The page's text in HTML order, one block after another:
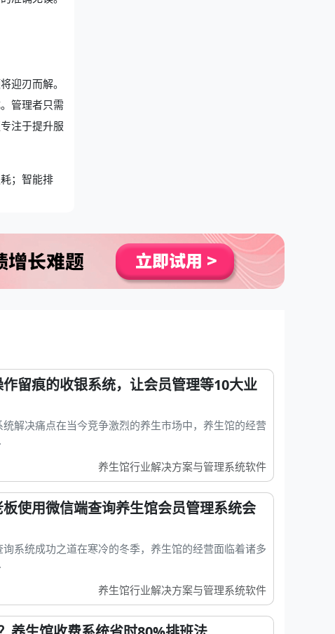
迎刃而解。
管理者只需
注于提升服
；智能排
留痕的收银系统，让会员管理等10大业
解决痛点在当今竞争激烈的养生市场中，养生馆的经营
养生馆行业解决方案与管理系统软件
使用微信端查询养生馆会员管理系统会
系统成功之道在寒冷的冬季，养生馆的经营面临着诸多
养生馆行业解决方案与管理系统软件